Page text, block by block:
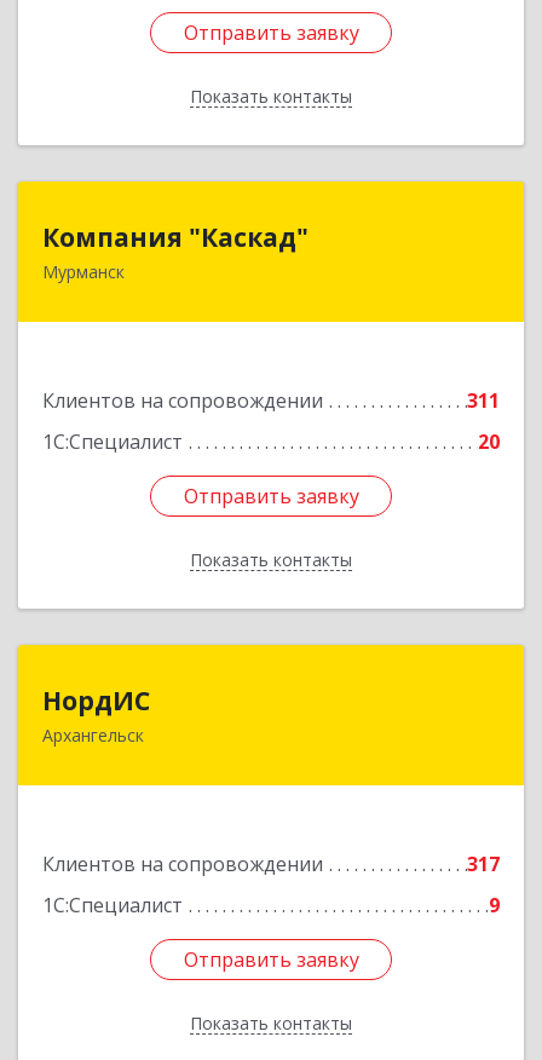
Отправить заявку
Показать контакты
Отправить заявку
Назад
Компания "Каскад"
Мурманск
Клиентов на сопровождении
311
1С:Специалист
20
Отправить заявку
Показать контакты
183038, Мурманская обл, Мурманск г, Бабикова
Отправить заявку
Назад
НордИС
Архангельск
Клиентов на сопровождении
317
1С:Специалист
9
Отправить заявку
Показать контакты
163071, Архангельская обл, Архангельск г,
Отправить заявку
Назад